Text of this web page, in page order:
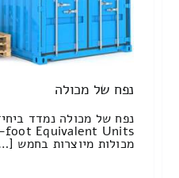
נפח של מכולה
Equivalent Units
מכולות מיוצרות בחמש